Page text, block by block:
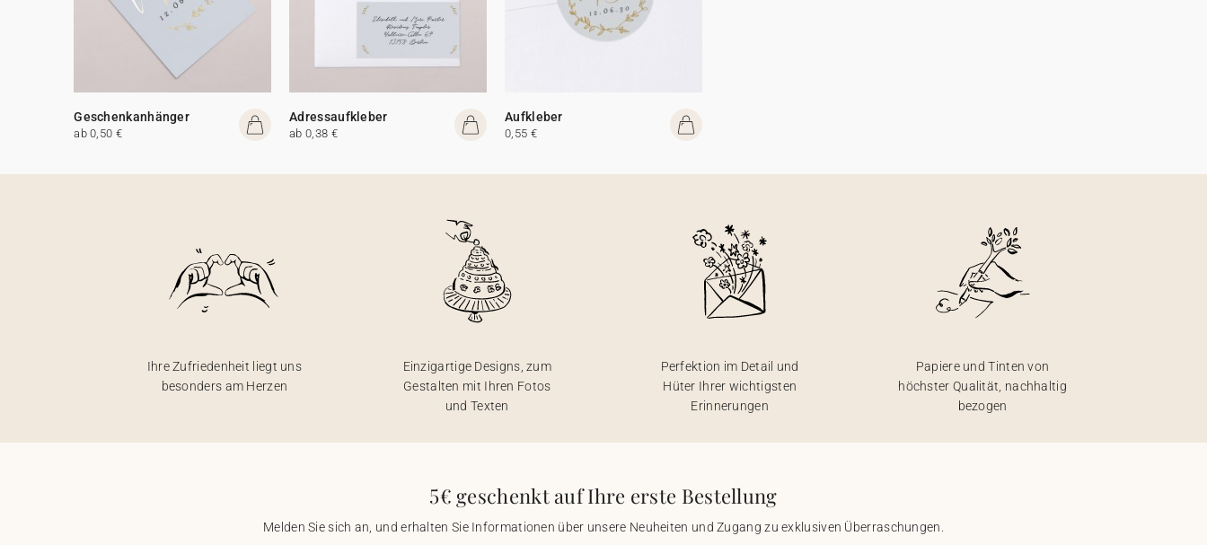
Geschenkanhänger
ab 0,50 €
Adressaufkleber
ab 0,38 €
Aufkleber
0,55 €
Ihre Zufriedenheit liegt uns
besonders am Herzen
Einzigartige Designs, zum
Gestalten mit Ihren Fotos
und Texten
Perfektion im Detail und
Hüter Ihrer wichtigsten
Erinnerungen
Papiere und Tinten von
höchster Qualität, nachhaltig
bezogen
5€ geschenkt auf Ihre erste Bestellung
Melden Sie sich an, und erhalten Sie Informationen über unsere Neuheiten und Zugang zu exklusiven Überraschungen.